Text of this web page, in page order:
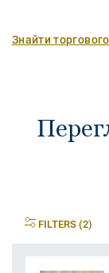
Знайти
FILTERS (2)